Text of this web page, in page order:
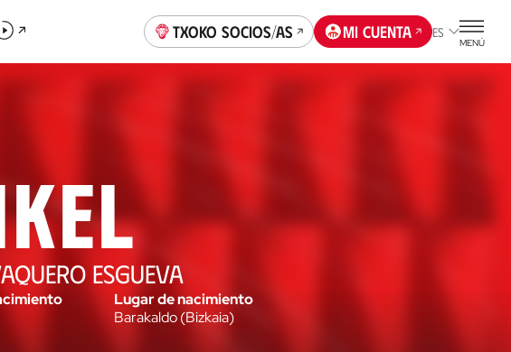
Txoko socios/as Mi cuenta ES
MENÚ
ESGUEVA
Lugar de nacimiento
Barakaldo (Bizkaia)